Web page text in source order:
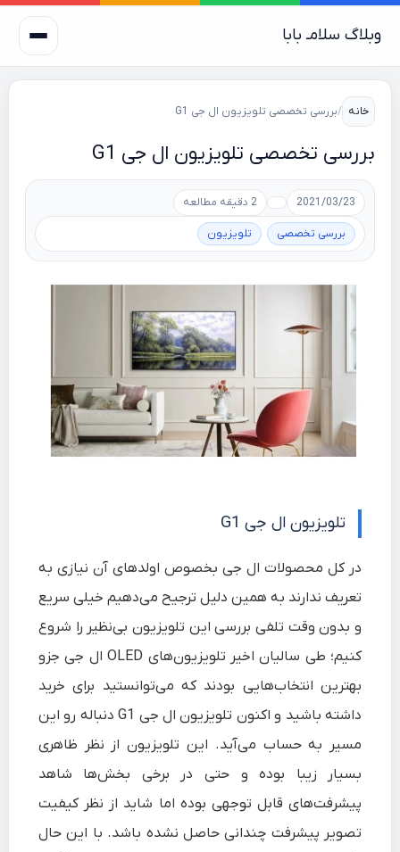
وبلاگ سلامـ بابا
خانه /بررسی تخصصی تلویزیون ال جی G1
بررسی تخصصی تلویزیون ال جی G1
2021/03/23 2 دقیقه مطالعه
بررسی تخصصی تلویزیون
تلویزیون ال جی G1
در کل محصولات ال جی بخصوص اولد‌های آن نیازی به
تعریف ندارند به همین دلیل ترجیح می‌دهیم خیلی سریع
و بدون وقت تلفی بررسی این تلویزیون بی‌نظیر را شروع
کنیم؛ طی سالیان اخیر تلویزیون‌های OLED ال جی جزو
بهترین انتخاب‌هایی بودند که می‌توانستید برای خرید
داشته باشید و اکنون تلویزیون ال جی G1
دنباله رو این
مسیر به حساب می‌آید. این تلویزیون از نظر ظاهری
بسیار زیبا بوده و حتی در برخی بخش‌ها شاهد
پیشرفت‌های قابل توجهی بوده اما شاید از نظر کیفیت
تصویر پیشرفت چندانی حاصل نشده باشد. با این حال